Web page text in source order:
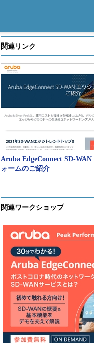
関連リンク
Aruba EdgeConnect SD-
ォームのご紹介
関連ワークショップ